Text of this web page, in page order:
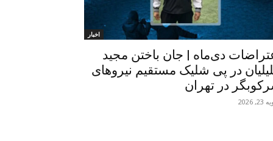
اخبار
دی‌ماه | جان باختن مجید
در پی شلیک مستقیم نیروهای
در تهران
2026